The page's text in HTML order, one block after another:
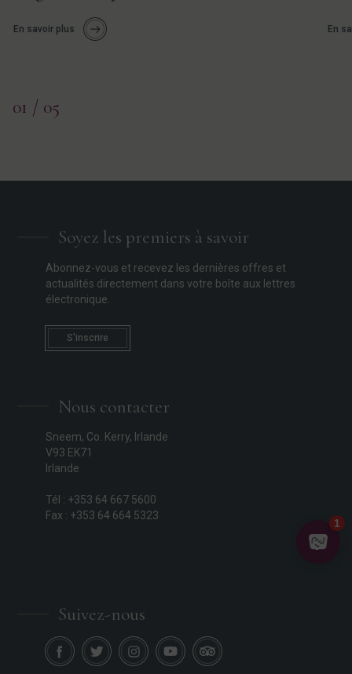
En savoir plus En
01 / 05
Soyez les premiers à savoir
Abonnez-vous et recevez les dernières offres et
actualités directement dans votre boîte aux lettres
électronique.
S'inscrire
Suivez-nous
Nous contacter
Sneem, Co. Kerry, Irlande
V93 EK71
Irlande
Tél : +353 64 667 5600
Fax : +353 64 664 5323